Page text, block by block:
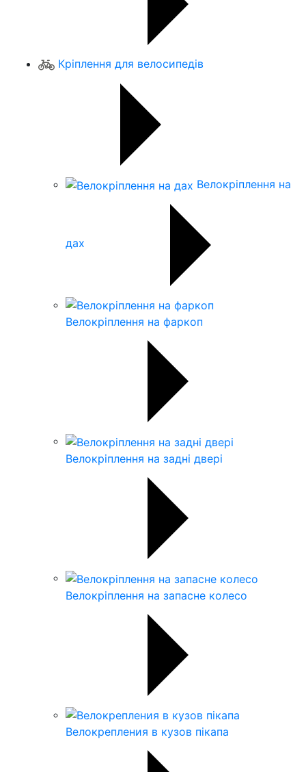
Кріплення для велосипедів
Велокріплення на
дах
Велокріплення на фаркоп
Велокріплення на задні двері
Велокріплення на запасне колесо
Велокрепления в кузов пікапа